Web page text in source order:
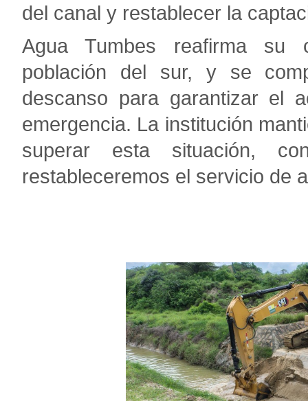
del canal y restablecer la
Agua Tumbes reafirma su
población del sur, y se
descanso para garantizar el
emergencia. La institución
superar esta situación,
restableceremos el servicio de